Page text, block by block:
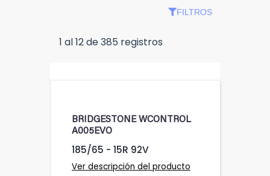
FILTROS
1 al 12 de 385 registros
BRIDGESTONE WCONTROL
A005EVO
185/65 - 15R 92V
Ver descripción del producto